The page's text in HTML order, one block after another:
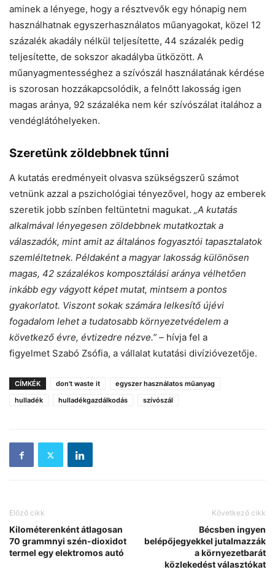
aminek a lényege, hogy a résztvevők egy hónapig nem
használhatnak egyszerhasználatos műanyagokat, közel 12
százalék akadály nélkül teljesítette, 44 százalék pedig
teljesítette, de sokszor akadályba ütközött. A
műanyagmentességhez a szívószál használatának kérdése
is szorosan hozzákapcsolódik, a felnőtt lakosság igen
magas aránya, 92 százaléka nem kér szívószálat italához a
vendéglátóhelyeken.
Szeretünk zöldebbnek tűnni
A kutatás eredményeit olvasva szükségszerű számot
vetnünk azzal a pszichológiai tényezővel, hogy az emberek
szeretik jobb színben feltüntetni magukat. „A kutatás
alkalmával lényegesen zöldebbnek mutatkoztak a
válaszadók, mint amit az általános fogyasztói tapasztalatok
szemléltetnek. Példaként a magyar lakosság különösen
magas, 42 százalékos komposztálási aránya vélhetően
inkább egy vágyott képet mutat, mintsem a pontos
gyakorlatot. Viszont sokak számára lelkesítő újévi
fogadalom lehet a tudatosabb környezetvédelem a
következő évre, évtizedre nézve.” – hívja fel a
figyelmet Szabó Zsófia, a vállalat kutatási divízióvezetője.
CÍMKÉK don't waste it
egyszer használatos műanyag
hulladék
hulladékgazdálkodás szívószál
Előző cikk
Kilométerenként átlagosan
70 grammnyi szén-dioxidot
termel egy elektromos autó
Következő cikk
Bécsben ingyen
belépőjegyekkel jutalmazzák
a környezetbarát
közlekedést választókat